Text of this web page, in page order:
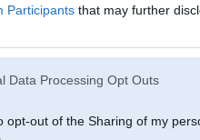
Participants that may further
Data Processing Opt Outs
opt-out of the Sharing of my
Parastie defekti ir
gaismas, centrālā